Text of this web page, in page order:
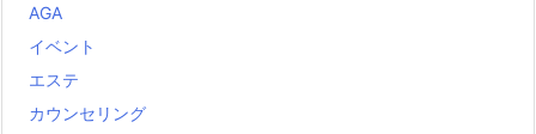
AGA
イベント
エステ
カウンセリング